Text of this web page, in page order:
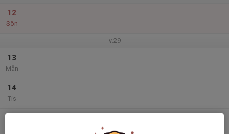
12
Sön
v.29
13
Mån
14
Tis
Helsingehus Arena, Hällåsen